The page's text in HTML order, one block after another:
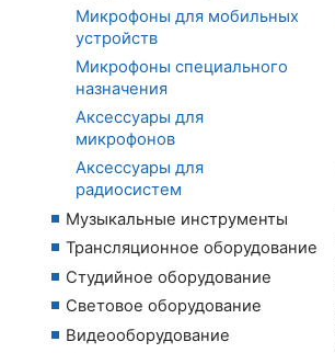
Микрофоны для мобильных
устройств
Микрофоны специального
назначения
Аксессуары для
микрофонов
Аксессуары для
радиосистем
Музыкальные инструменты
Трансляционное оборудование
Студийное оборудование
Световое оборудование
Видеооборудование